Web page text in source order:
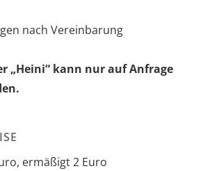
nach Vereinbarung
„Heini“ kann nur auf Anfrage
ermäßigt 2 Euro